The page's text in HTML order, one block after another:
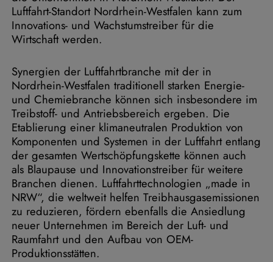
Luftfahrt-Standort Nordrhein-Westfalen kann zum
Innovations- und Wachstumstreiber für die
Wirtschaft werden.
Synergien der Luftfahrtbranche mit der in
Nordrhein-Westfalen traditionell starken Energie-
und Chemiebranche können sich insbesondere im
Treibstoff- und Antriebsbereich ergeben. Die
Etablierung einer klimaneutralen Produktion von
Komponenten und Systemen in der Luftfahrt entlang
der gesamten Wertschöpfungskette können auch
als Blaupause und Innovationstreiber für weitere
Branchen dienen. Luftfahrttechnologien „made in
NRW“, die weltweit helfen Treibhausgasemissionen
zu reduzieren, fördern ebenfalls die Ansiedlung
neuer Unternehmen im Bereich der Luft- und
Raumfahrt und den Aufbau von OEM-
Produktionsstätten.